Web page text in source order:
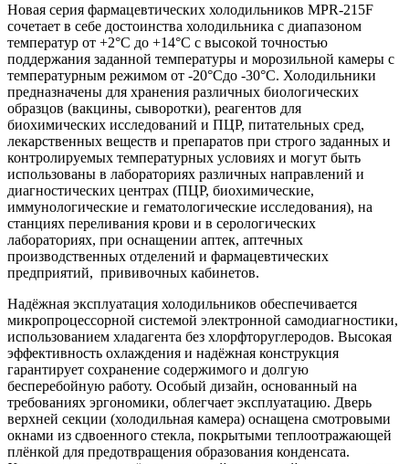
Новая серия фармацевтических холодильников MPR-215F
сочетает в себе достоинства холодильника с диапазоном
температур от +2°С до +14°С с высокой точностью
поддержания заданной температуры и морозильной камеры с
температурным режимом от -20°Сдо -30°С. Холодильники
предназначены для хранения различных биологических
образцов (вакцины, сыворотки), реагентов для
биохимических исследований и ПЦР, питательных сред,
лекарственных веществ и препаратов при строго заданных и
контролируемых температурных условиях и могут быть
использованы в лабораториях различных направлений и
диагностических центрах (ПЦР, биохимические,
иммунологические и гематологические исследования), на
станциях переливания крови и в серологических
лабораториях, при оснащении аптек, аптечных
производственных отделений и фармацевтических
предприятий, прививочных кабинетов.
Надёжная эксплуатация холодильников обеспечивается
микропроцессорной системой электронной самодиагностики,
использованием хладагента без хлорфторуглеродов. Высокая
эффективность охлаждения и надёжная конструкция
гарантирует сохранение содержимого и долгую
бесперебойную работу. Особый дизайн, основанный на
требованиях эргономики, облегчает эксплуатацию. Дверь
верхней секции (холодильная камера) оснащена смотровыми
окнами из сдвоенного стекла, покрытыми теплоотражающей
плёнкой для предотвращения образования конденсата.